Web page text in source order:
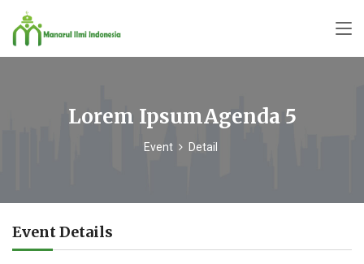
Lorem IpsumAgenda 5
Event Detail
Event Details